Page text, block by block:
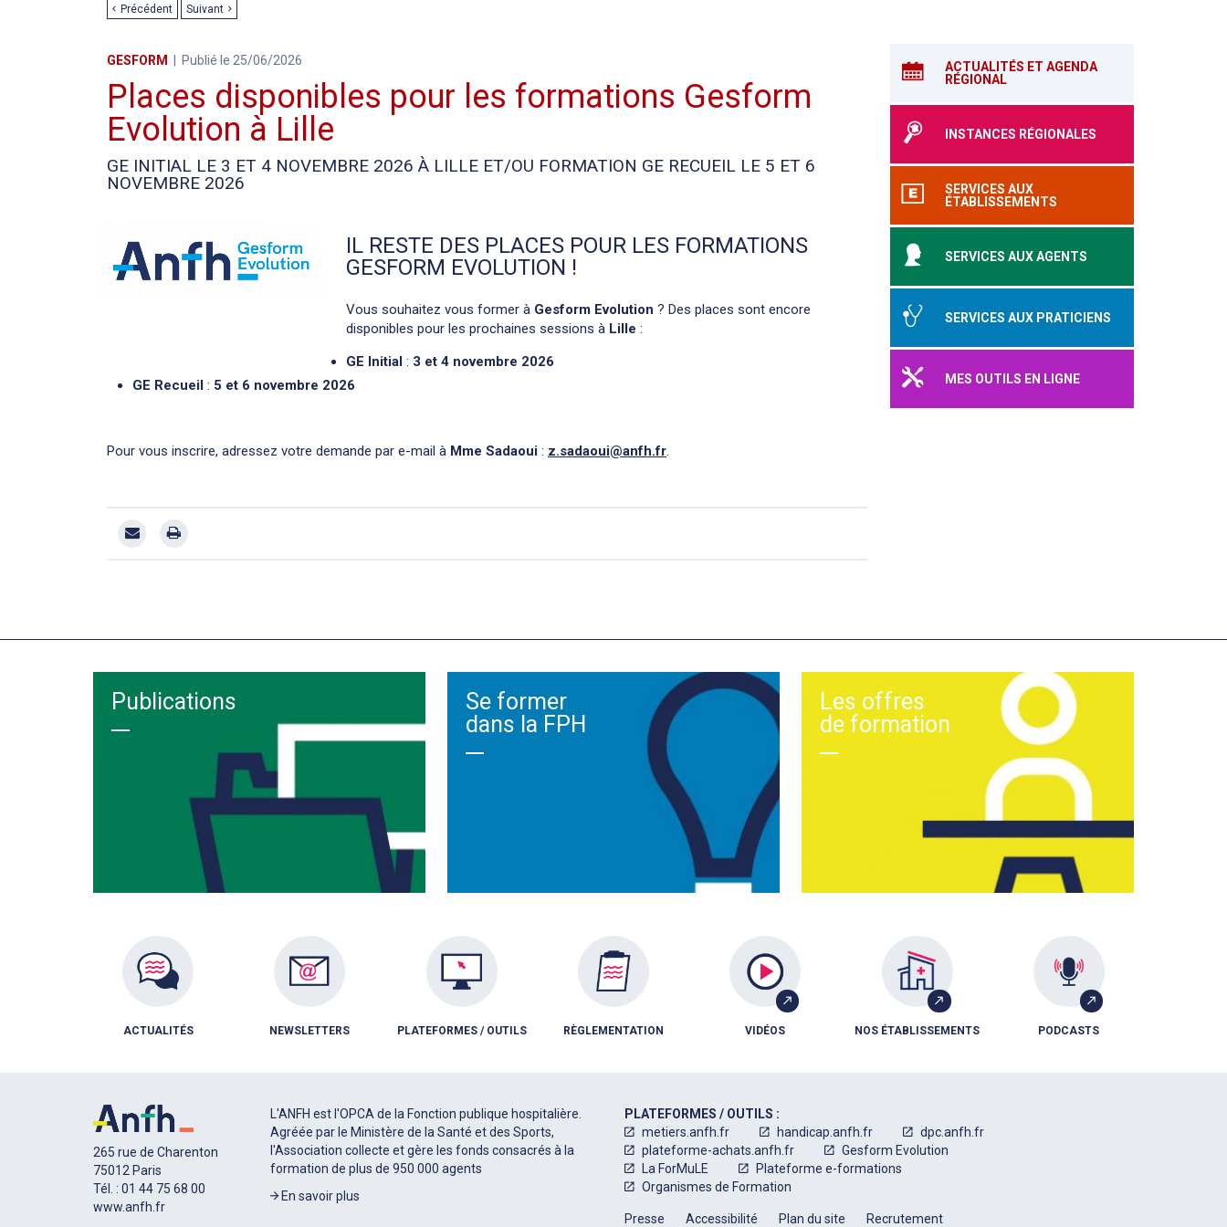
ACTUALITÉS ET AGENDA
RÉGIONAL
INSTANCES RÉGIONALES
SERVICES AUX
ÉTABLISSEMENTS
SERVICES AUX AGENTS
SERVICES AUX PRATICIENS
MES OUTILS EN LIGNE
Précédent Suivant
GESFORM Publié le 25/06/2026
Places disponibles pour les formations Gesform
Evolution à Lille
GE INITIAL LE 3 ET 4 NOVEMBRE 2026 À LILLE ET/OU FORMATION GE RECUEIL LE 5 ET 6
NOVEMBRE 2026
IL RESTE DES PLACES POUR LES FORMATIONS
GESFORM EVOLUTION !
Vous souhaitez vous former à Gesform Evolution ? Des places sont encore
disponibles pour les prochaines sessions à Lille :
GE Initial : 3 et 4 novembre 2026
GE Recueil : 5 et 6 novembre 2026
Pour vous inscrire, adressez votre demande par e-mail à Mme Sadaoui : z.sadaoui@anfh.fr.
Publications
Se former
dans la FPH
Les offres
de formation
ACTUALITÉS NEWSLETTERS PLATEFORMES / OUTILS RÈGLEMENTATION VIDÉOS NOS ÉTABLISSEMENTS PODCASTS
265 rue de Charenton
75012 Paris
Tél. : 01 44 75 68 00
www.anfh.fr
L'ANFH est l'OPCA de la Fonction publique hospitalière.
Agréée par le Ministère de la Santé et des Sports,
l'Association collecte et gère les fonds consacrés à la
formation de plus de 950 000 agents
En savoir plus
PLATEFORMES / OUTILS :
metiers.anfh.fr
handicap.anfh.fr
dpc.anfh.fr
plateforme-achats.anfh.fr
Gesform Evolution
La ForMuLE
Plateforme e-formations
Organismes de Formation
Presse Accessibilité Plan du site Recrutement